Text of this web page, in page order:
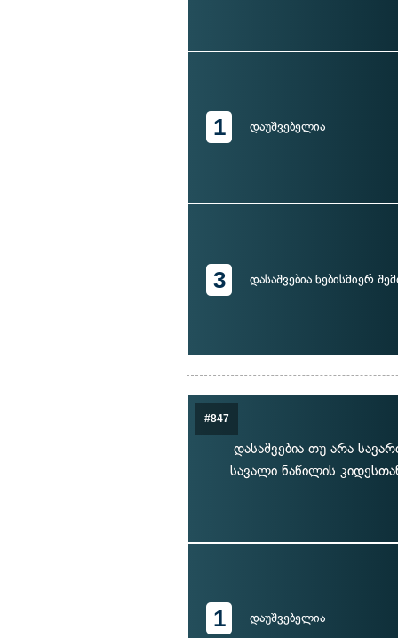
1 დაუშვებელია
3 დასაშვებია ნებისმიერ
#847
დასაშვებია თუ არა
სავალი ნაწილის
1 დაუშვებელია